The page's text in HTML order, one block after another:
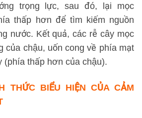
trọng lực, sau đó, lại mọc
thấp hơn để tìm kiếm nguồn
nước. Kết quả, các rễ cây mọc
của chậu, uốn cong về phía mạt
(phía thấp hơn của chậu).
THỨC BIỂU HIỆN CỦA CẢM